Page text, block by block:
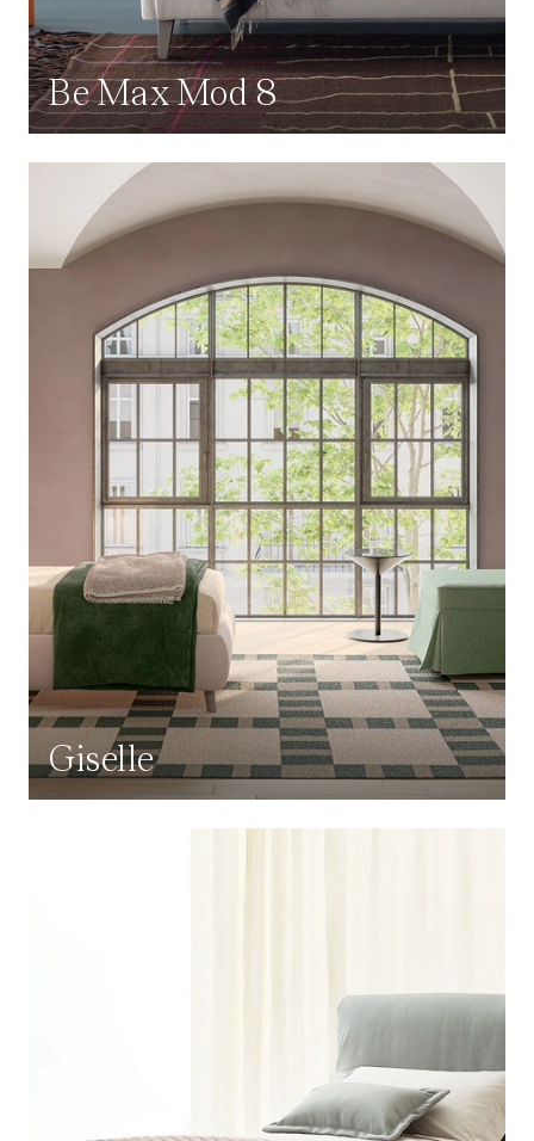
Be Max Mod 8
Giselle